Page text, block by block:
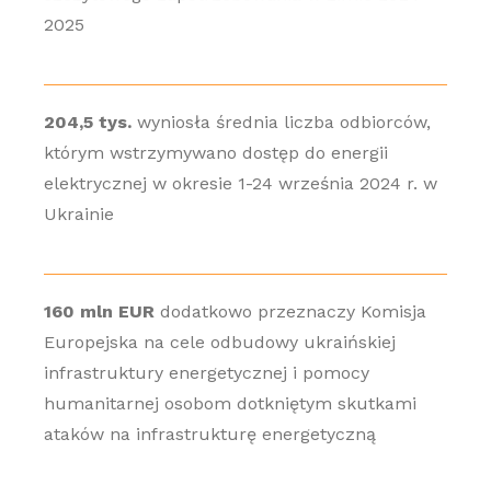
2025
204,5 tys.wyniosła średnia liczba odbiorców,
którym wstrzymywano dostęp do energii
elektrycznej w okresie 1-24 września 2024 r. w
Ukrainie
160 mln EURdodatkowo przeznaczy Komisja
Europejska na cele odbudowy ukraińskiej
infrastruktury energetycznej i pomocy
humanitarnej osobom dotkniętym skutkami
ataków na infrastrukturę energetyczną